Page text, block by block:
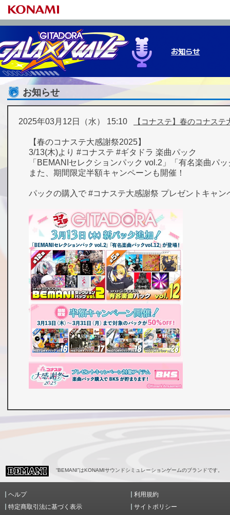
お知らせ
ゲームの始め方
お知らせ
2025年03月12日（水） 15:10 【コナステ】春のコナステ
【春のコナステ大感謝祭2025】
3/13(木)より #コナステ #ギタドラ 楽曲パック
「BEMANIセレクションパック vol.2」「有名楽曲パ
また、期間限定半額キャンペーンも開催！
パックの購入で #コナステ大感謝祭 プレゼントキャ
“BEMANI”はKONAMIサウンドシミュレーションゲームのブランドです。
ヘルプ
利用規約
特定商取引法に基づく表示
サイトポリシー